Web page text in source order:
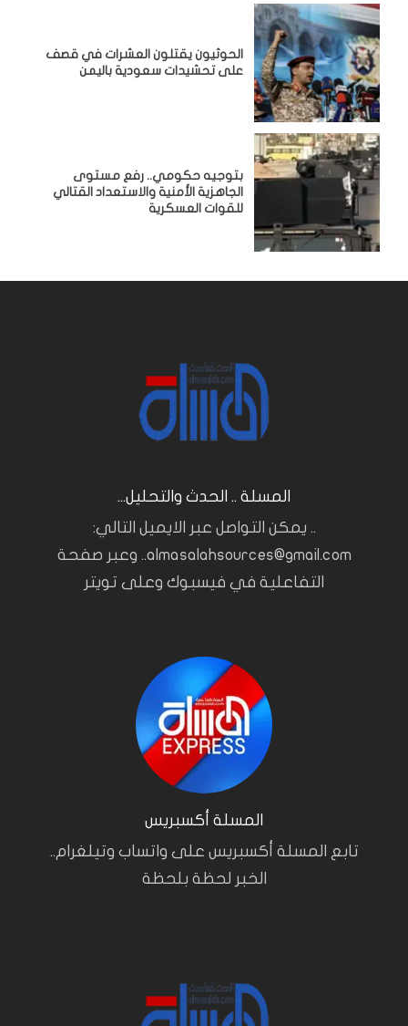
الحوثيون يقتلون العشرات في قصف
على تحشيدات سعودية باليمن
بتوجيه حكومي.. رفع مستوى
الجاهزية الأمنية والاستعداد القتالي
للقوات العسكرية
المسلة .. الحدث والتحليل...
.. يمكن التواصل عبر الايميل التالي:
almasalahsources@gmail.com.. وعبر صفحة
التفاعلية في فيسبوك وعلى تويتر
المسلة أكسبريس
تابع المسلة أكسبريس على واتساب وتيلغرام..
الخبر لحظة بلحظة